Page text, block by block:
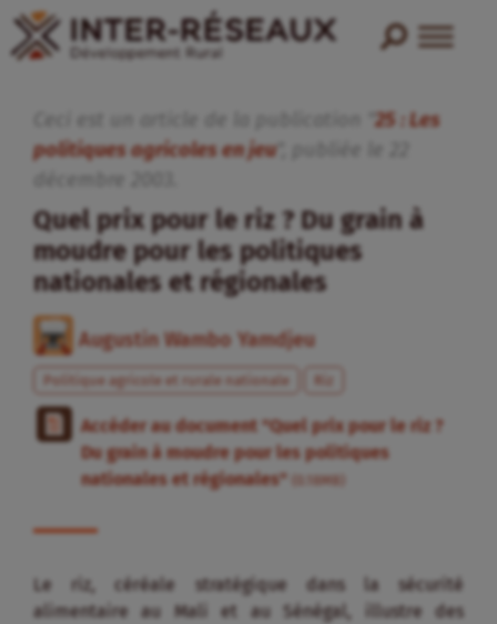
25 : Les
politiques agricoles en jeu", publiée
Quel prix pour le riz ? Du grain à
moudre pour les politiques
nationales et régionales
Augustin Wambo Yamdjeu
Politique agricole et rurale nationale
Accéder au document "Quel prix pour le riz ?
Du grain à moudre pour les politiques
nationales et régionales"
(0.18MB)
Le riz, céréale stratégique dans la sécurité
alimentaire au Mali et au Sénégal, illustre des